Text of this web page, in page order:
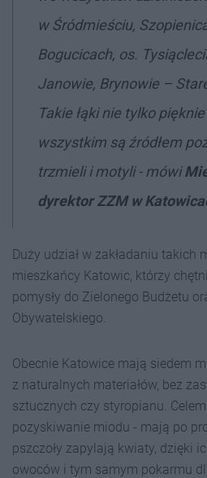
w Śródmieściu,
Bogucicach, os.
Janowie, Brynowie –
Takie łąki nie tylko
wszystkim są źródłem
trzmieli i motyli- mówi
dyrektor ZZM w
Duży udział w zakładaniu takich
mieszkańcy Katowic, którzy
pomysły do Zielonego Budżetu
Obywatelskiego.
Obecnie Katowice mają siedem
z naturalnych materiałów, bez
sztucznych czy styropianu.
pozyskiwanie miodu - mają po
pszczoły zapylają kwiaty, dzięki
owoców i tym samym pokarmu